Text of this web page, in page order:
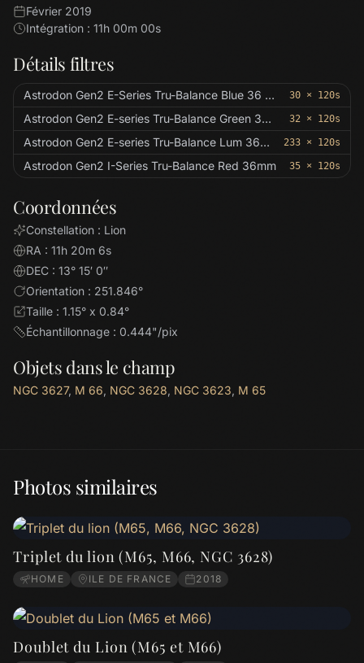
Février 2019
Intégration : 11h 00m 00s
Détails filtres
Astrodon Gen2 E-Series Tru-Balance Blue 36 mm 30 × 120s
Astrodon Gen2 E-series Tru-Balance Green 36mm 32 × 120s
Astrodon Gen2 E-series Tru-Balance Lum 36mm 233 × 120s
Astrodon Gen2 I-Series Tru-Balance Red 36mm 35 × 120s
Coordonnées
Constellation : Lion
RA : 11h 20m 6s
DEC : 13° 15′ 0″
Orientation : 251.846°
Taille : 1.15° x 0.84°
Échantillonnage : 0.444"/pix
Objets dans le champ
NGC 3627, M 66, NGC 3628, NGC 3623, M 65
Photos similaires
Triplet du lion (M65, M66, NGC 3628)
HOME ILE DE FRANCE 2018
Doublet du Lion (M65 et M66)